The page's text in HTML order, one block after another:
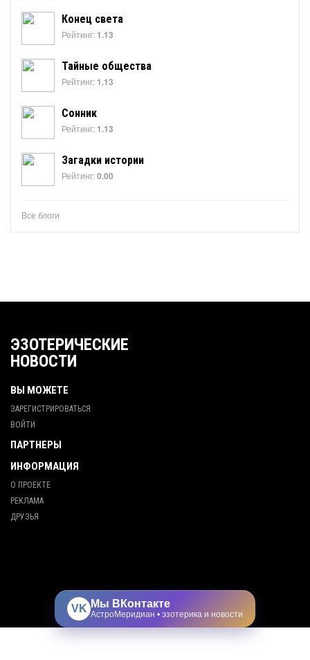
Конец света
Рейтинг: 1.13
Тайные общества
Рейтинг: 1.13
Сонник
Рейтинг: 1.13
Загадки истории
Рейтинг:0.00
Все блоги
ЭЗОТЕРИЧЕСКИЕ
НОВОСТИ
ВЫ МОЖЕТЕ
ЗАРЕГИСТРИРОВАТЬСЯ
ВОЙТИ
ПАРТНЕРЫ
ИНФОРМАЦИЯ
О ПРОЕКТЕ
РЕКЛАМА
ДРУЗЬЯ
VK Мы ВКонтакте
АстроМеридиан • эзотерика и новости